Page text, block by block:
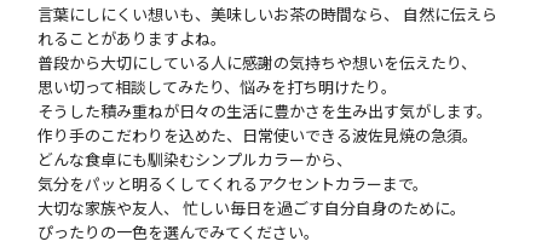
言葉にしにくい想いも、美味しいお茶の時間なら、 自然に伝えら
れることがありますよね。
普段から大切にしている人に感謝の気持ちや想いを伝えたり、
思い切って相談してみたり、悩みを打ち明けたり。
そうした積み重ねが日々の生活に豊かさを生み出す気がします。
作り手のこだわりを込めた、日常使いできる波佐見焼の急須。
どんな食卓にも馴染むシンプルカラーから、
気分をパッと明るくしてくれるアクセントカラーまで。
大切な家族や友人、 忙しい毎日を過ごす自分自身のために。
ぴったりの一色を選んでみてください。